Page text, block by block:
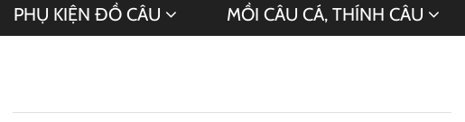
PHỤ KIỆN ĐỒ CÂU MỒI CÂU CÁ, THÍNH CÂU